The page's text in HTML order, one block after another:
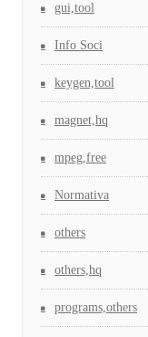
gui,tool
Info Soci
keygen,tool
magnet,hq
mpeg,free
Normativa
others
others,hq
programs,others